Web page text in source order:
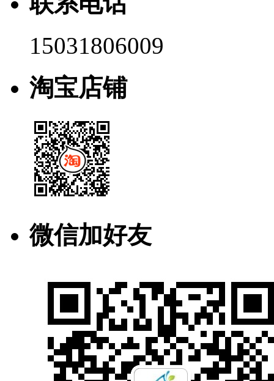
15031806009
淘宝店铺
微信加好友